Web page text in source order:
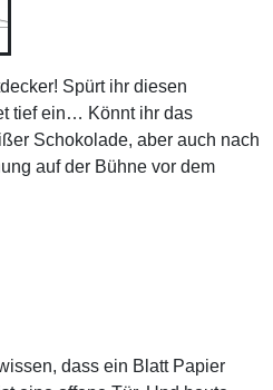
Spürt ihr diesen
tief ein… Könnt ihr das
Schokolade, aber auch nach
auf der Bühne vor dem
dass ein Blatt Papier